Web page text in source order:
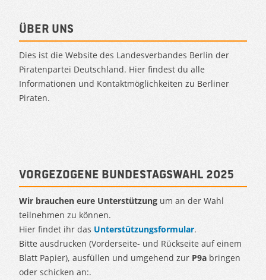
Über uns
Dies ist die Website des Landesverbandes Berlin der
Piratenpartei Deutschland. Hier findest du alle
Informationen und Kontaktmöglichkeiten zu Berliner
Piraten.
Vorgezogene Bundestagswahl 2025
Wir brauchen eure Unterstützung um an der Wahl
teilnehmen zu können.
Hier findet ihr das Unterstützungsformular.
Bitte ausdrucken (Vorderseite- und Rückseite auf einem
Blatt Papier), ausfüllen und umgehend zur P9a bringen
oder schicken an:.